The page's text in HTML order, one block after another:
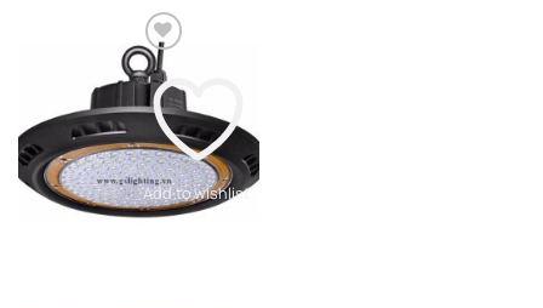
Add to wishlist